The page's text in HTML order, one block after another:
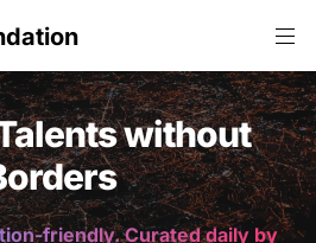
without
friendly. Curated daily by